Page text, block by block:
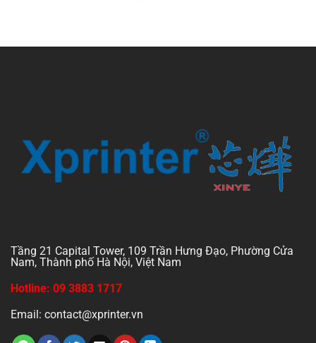
Tầng 21 Capital Tower, 109 Trần Hưng Đạo, Phường Cửa
Nam, Thành phố Hà Nội, Việt Nam
Hotline: 09 3883 1717
Email: contact@xprinter.vn